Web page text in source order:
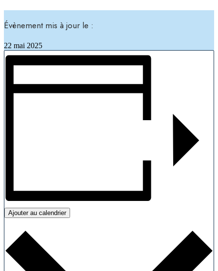
Évènement mis à jour le :
22 mai 2025
Ajouter au calendrier